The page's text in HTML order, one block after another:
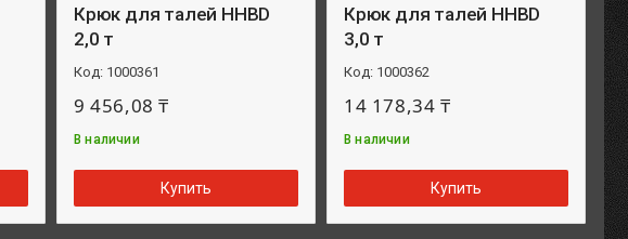
Крюк для талей HHBD
2,0 т
1000361
9 456,08 ₸
В наличии
Купить
Крюк для талей HHBD
3,0 т
1000362
14 178,34 ₸
В наличии
Купить